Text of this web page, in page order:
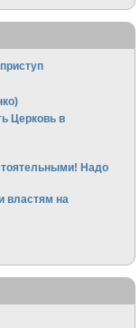
Церковь в
Надо
властям на